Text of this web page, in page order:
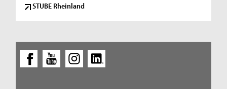
STUBE Rheinland